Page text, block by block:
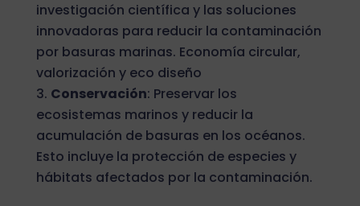
investigación científica y las soluciones
innovadoras para reducir la contaminación
por basuras marinas. Economía circular,
valorización y eco diseño
Conservación: Preservar los
ecosistemas marinos y reducir la
acumulación de basuras en los océanos.
Esto incluye la protección de especies y
hábitats afectados por la contaminación.